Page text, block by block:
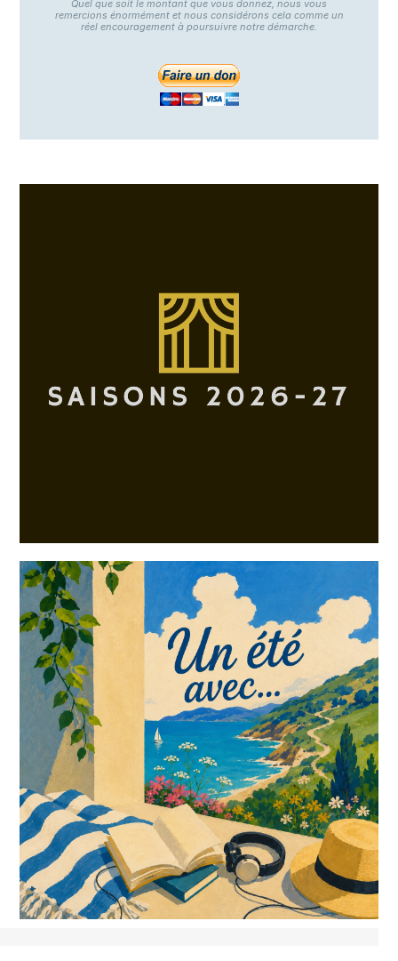
Quel que soit le montant que vous donnez, nous vous
remercions énormément et nous considérons cela comme un
réel encouragement à poursuivre notre démarche.